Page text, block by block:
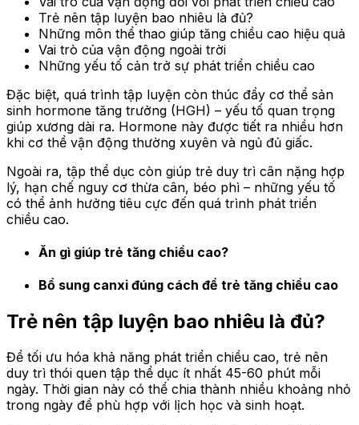
Trẻ nên tập luyện bao nhiêu là đủ?
Những môn thể thao giúp tăng chiều cao hiệu quả
Vai trò của vận động ngoài trời
Những yếu tố cản trở sự phát triển chiều cao
Đặc biệt, quá trình tập luyện còn thúc đẩy cơ thể sản
sinh hormone tăng trưởng (HGH) – yếu tố quan trọng
giúp xương dài ra. Hormone này được tiết ra nhiều hơn
khi cơ thể vận động thường xuyên và ngủ đủ giấc.
Ngoài ra, tập thể dục còn giúp trẻ duy trì cân nặng hợp
lý, hạn chế nguy cơ thừa cân, béo phì – những yếu tố
có thể ảnh hưởng tiêu cực đến quá trình phát triển
chiều cao.
Ăn gì giúp trẻ tăng chiều cao?
Bổ sung canxi đúng cách để trẻ tăng chiều cao
Trẻ nên tập luyện bao nhiêu là đủ?
Để tối ưu hóa khả năng phát triển chiều cao, trẻ nên
duy trì thói quen tập thể dục ít nhất 45-60 phút mỗi
ngày. Thời gian này có thể chia thành nhiều khoảng nhỏ
trong ngày để phù hợp với lịch học và sinh hoạt.